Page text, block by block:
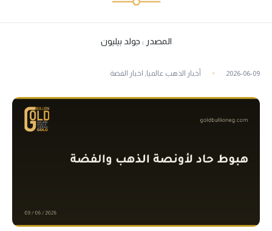
المصدر : جولد بيليون
2026-06-09 أخبار الذهب عالميا , اخبار الفضة